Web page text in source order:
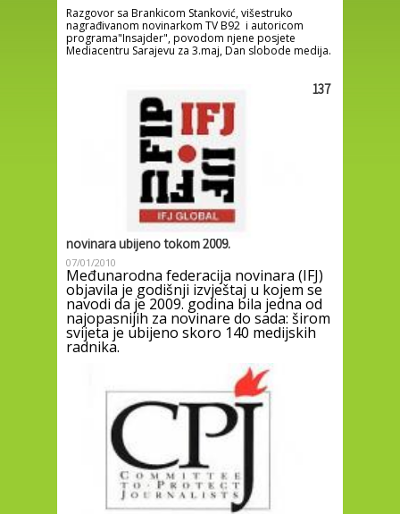
Razgovor sa Brankicom Stanković, višestruko
nagrađivanom novinarkom TV B92 i autoricom
programa"Insajder", povodom njene posjete
Mediacentru Sarajevu za 3.maj, Dan slobode medija.
137
novinara ubijeno tokom 2009.
07/01/2010
Međunarodna federacija novinara (IFJ)
objavila je godišnji izvještaj u kojem se
navodi da je 2009. godina bila jedna od
najopasnijih za novinare do sada: širom
svijeta je ubijeno skoro 140 medijskih
radnika.